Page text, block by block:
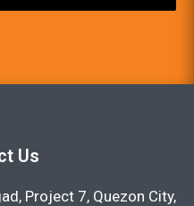
Us
Project 7, Quezon City,